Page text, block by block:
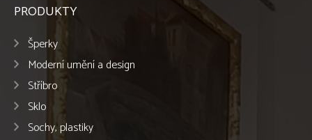
PRODUKTY
Šperky
Moderní umění a design
Stříbro
Sklo
Sochy, plastiky